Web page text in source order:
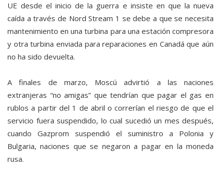
UE desde el inicio de la guerra e insiste en que la nueva
caída a través de Nord Stream 1 se debe a que se necesita
mantenimiento en una turbina para una estación compresora
y otra turbina enviada para reparaciones en Canadá que aún
no ha sido devuelta.
A finales de marzo, Moscú advirtió a las naciones
extranjeras “no amigas” que tendrían que pagar el gas en
rublos a partir del 1 de abril o correrían el riesgo de que el
servicio fuera suspendido, lo cual sucedió un mes después,
cuando Gazprom suspendió el suministro a Polonia y
Bulgaria, naciones que se negaron a pagar en la moneda
rusa.